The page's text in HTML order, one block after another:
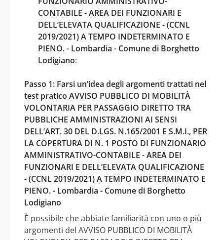
CONTABILE - AREA DEI FUNZIONARI E
DELL’ELEVATA QUALIFICAZIONE - (CCNL
2019/2021) A TEMPO INDETERMINATO E
PIENO. - Lombardia - Comune di Borghetto
Lodigiano:
Passo 1: Farsi un’idea degli argomenti trattati nel
test pratico AVVISO PUBBLICO DI MOBILITÀ
VOLONTARIA PER PASSAGGIO DIRETTO TRA
PUBBLICHE AMMINISTRAZIONI AI SENSI
DELL’ART. 30 DEL D.LGS. N.165/2001 E S.M.I., PER
LA COPERTURA DI N. 1 POSTO DI FUNZIONARIO
AMMINISTRATIVO-CONTABILE - AREA DEI
FUNZIONARI E DELL’ELEVATA QUALIFICAZIONE
- (CCNL 2019/2021) A TEMPO INDETERMINATO E
PIENO. - Lombardia - Comune di Borghetto
Lodigiano
È possibile che abbiate familiarità con uno o più
argomenti del AVVISO PUBBLICO DI MOBILITÀ